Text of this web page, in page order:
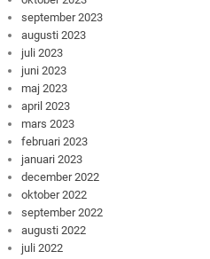
september 2023
augusti 2023
juli 2023
juni 2023
maj 2023
april 2023
mars 2023
februari 2023
januari 2023
december 2022
oktober 2022
september 2022
augusti 2022
juli 2022